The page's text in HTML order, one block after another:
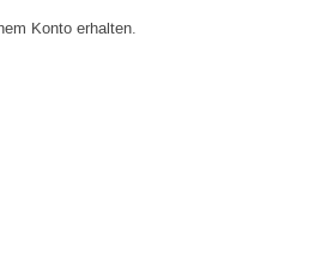
Konto erhalten.